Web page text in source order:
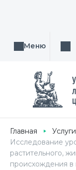
Меню
Главная Услуги
Исследование
растительного,
происхождения в